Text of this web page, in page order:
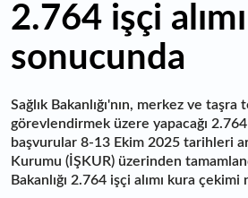
2.764 işçi
sonucunda
Sağlık Bakanlığı'nın, merkez ve taşra
görevlendirmek üzere yapacağı
başvurular 8-13 Ekim 2025 tarihleri
Kurumu (İŞKUR) üzerinden
Bakanlığı 2.764 işçi alımı kura